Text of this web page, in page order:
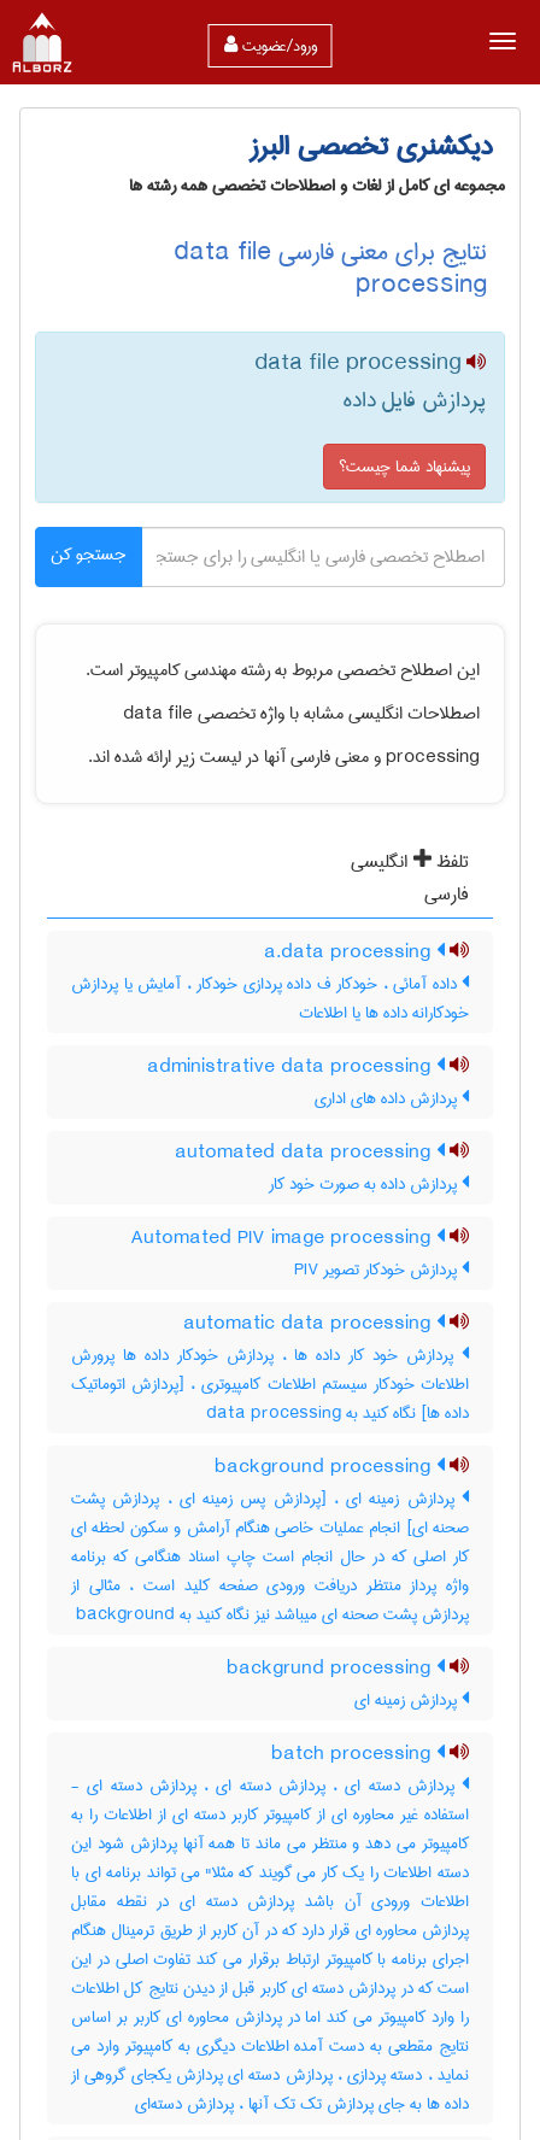
ورود/عضویت
دیکشنری تخصصی البرز
مجموعه ای کامل از لغات و اصطلاحات تخصصی همه رشته ها
نتایج برای معنی فارسی data file
processing
data file processing
پردازش فایل داده
پیشنهاد شما چیست؟
جستجو کن
این اصطلاح تخصصی مربوط به رشتهمهندسی كامپيوتراست.
اصطلاحات انگلیسی مشابه با واژه تخصصیdata file
processingو معنی فارسی آنها در لیست زیر ارائه شده اند.
تلفظ
انگلیسی
فارسی
داده آمائی ، خودکار ف داده پردازی خودکار ، آمایش یا پردازش
خودکارانه داده ها یا اطلاعات
پردازش داده های اداری
پردازش داده به صورت خود کار
پردازش خودکار تصویر PIV
پردازش خود کار داده ها ، پردازش خودکار داده ها پرورش
اطلاعات خودکار سیستم اطلاعات کامپیوتری ، [پردازش اتوماتیک
داده ها] نگاه کنید به ‎ data processing
پردازش زمینه ای ، [پردازش پس زمینه ای ، پردازش پشت
صحنه ای] انجام عملیات خاصی هنگام آرامش و سکون لحظه ای
کار اصلی که در حال انجام است چاپ اسناد هنگامی که برنامه
واژه پرداز منتظر دریافت ورودی صفحه کلید است ، مثالی از
پردازش پشت صحنه ای میباشد نیز نگاه کنید به ‎ background
پردازش زمینه ای
پردازش دسته ای ، پردازش دسته ای ، پردازش دسته ای -
استفاده غیر محاوره ای از کامپیوتر کاربر دسته ای از اطلاعات را به
کامپیوتر می دهد و منتظر می ماند تا همه آنها پردازش شود این
دسته اطلاعات را یک کار می گویند که مثلا" می تواند برنامه ای با
اطلاعات ورودی آن باشد پردازش دسته ای در نقطه مقابل
پردازش محاوره ای قرار دارد که در آن کاربر از طریق ترمینال هنگام
اجرای برنامه با کامپیوتر ارتباط برقرار می کند تفاوت اصلی در این
است که در پردازش دسته ای کاربر قبل از دیدن نتایج کل اطلاعات
را وارد کامپیوتر می کند اما در پردازش محاوره ای کاربر بر اساس
نتایج مقطعی به دست آمده اطلاعات دیگری به کامپیوتر وارد می
نماید ، دسته پردازی ، پردازش دسته ای پردازش یکجای گروهی از
داده ها به جای پردازش تک تک آنها ، پردازش دسته‌ای